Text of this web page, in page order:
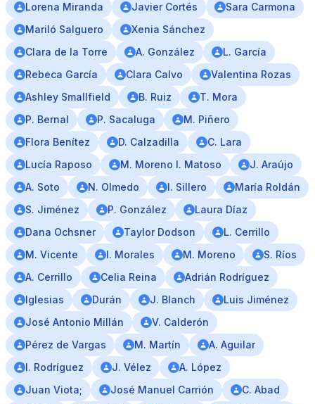
Lorena Miranda Javier Cortés
Sara Carmona
Mariló Salguero
Xenia Sánchez
Clara de la Torre
A. González
L. García
Rebeca García
Clara Calvo
Valentina Rozas
Ashley Smallfield
B. Ruiz
T. Mora
P. Bernal
P. Sacaluga
M. Piñero
Flora Benítez
D. Calzadilla
C. Lara
Lucía Raposo
M. Moreno I. Matoso
J. Araújo
A. Soto
N. Olmedo I. Sillero
María Roldán
S. Jiménez
P. González
Laura Díaz
Dana Ochsner
Taylor Dodson
L. Cerrillo
M. Vicente
I. Morales M. Moreno
S. Ríos
A. Cerrillo
Celia Reina
Adrián Rodríguez
Iglesias
Durán J. Blanch
Luis Jiménez
José Antonio Millán
V. Calderón
Pérez de Vargas
M. Martín
A. Aguilar
I. Rodríguez
J. Vélez
A. López
Juan Viota;
José Manuel Carrión
C. Abad